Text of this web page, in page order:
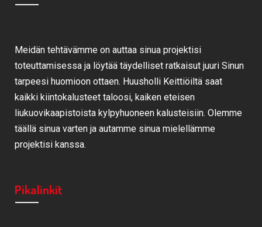
Meidän tehtävämme on auttaa sinua projektisi
toteuttamisessa ja löytää täydelliset ratkaisut juuri Sinun
tarpeesi huomioon ottaen. Huusholli Keittiöiltä saat
kaikki kiintokalusteet taloosi, kaiken eteisen
liukuovikaapistoista kylpyhuoneen kalusteisiin. Olemme
täällä sinua varten ja autamme sinua mielellämme
projektisi kanssa.
Pikalinkit